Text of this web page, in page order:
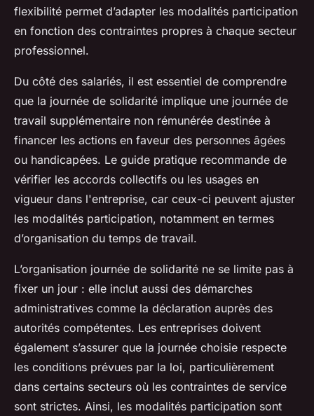
flexibilité permet d’adapter les modalités participation
en fonction des contraintes propres à chaque secteur
professionnel.
Du côté des salariés, il est essentiel de comprendre
que la journée de solidarité implique une journée de
travail supplémentaire non rémunérée destinée à
financer les actions en faveur des personnes âgées
ou handicapées. Le guide pratique recommande de
vérifier les accords collectifs ou les usages en
vigueur dans l'entreprise, car ceux-ci peuvent ajuster
les modalités participation, notamment en termes
d’organisation du temps de travail.
L’organisation journée de solidarité ne se limite pas à
fixer un jour : elle inclut aussi des démarches
administratives comme la déclaration auprès des
autorités compétentes. Les entreprises doivent
également s’assurer que la journée choisie respecte
les conditions prévues par la loi, particulièrement
dans certains secteurs où les contraintes de service
sont strictes. Ainsi, les modalités participation sont